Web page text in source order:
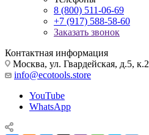
8 (800) 511-06-69
+7 (917) 588-58-60
Заказать звонок
Контактная информация
Москва, ул. Гвардейская, д.5, к.2
info@ecotools.store
YouTube
WhatsApp